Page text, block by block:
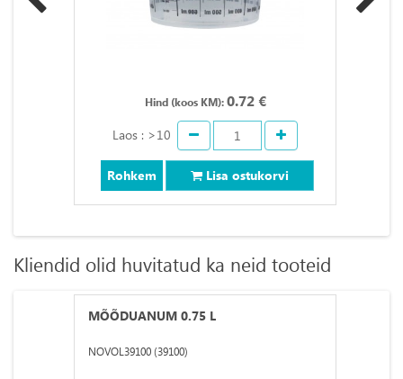
Hind (koos KM): 0.72 €
Laos : >10
Rohkem Lisa ostukorvi
Kliendid olid huvitatud ka neid tooteid
MÕÕDUANUM 0.75 L
NOVOL39100 (39100)